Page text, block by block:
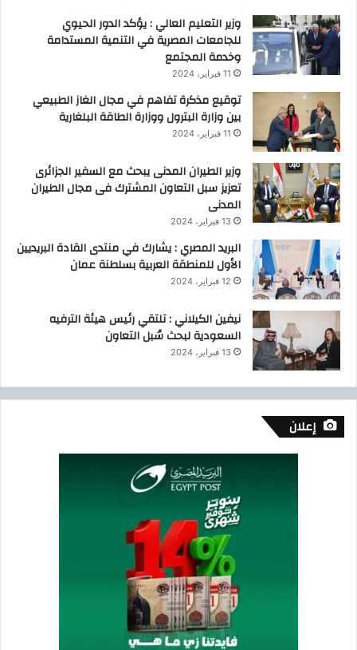
ر
ع
م
ر
س
وزير التعليم العالي : يؤكد الدور الحيوي
للجامعات المصرية في التنمية المستدامة
وخدمة المجتمع
11 فبراير، 2024
توقيع مذكرة تفاهم في مجال الغاز الطبيعي
بين وزارة البترول ووزارة الطاقة البلغارية
11 فبراير، 2024
وزير الطيران المدنى يبحث مع السفير الجزائرى
تعزيز سبل التعاون المشترك فى مجال الطيران
المدنى
13 فبراير، 2024
البريد المصري : يشارك في منتدى القادة البريديين
الأول للمنطقة العربية بسلطنة عمان
12 فبراير، 2024
نيفين الكيلاني : تلتقي رئيس هيئة الترفيه
السعودية لبحث سُبل التعاون
13 فبراير، 2024
إعلان